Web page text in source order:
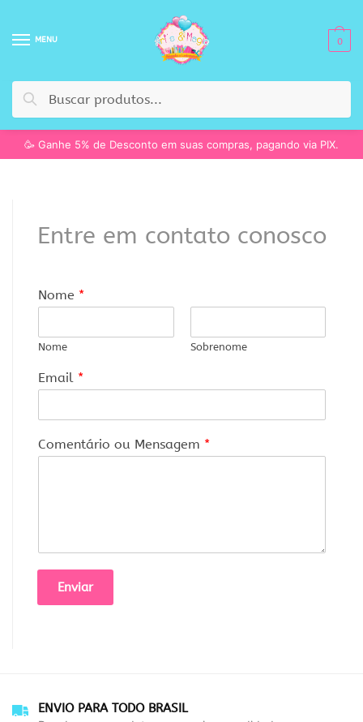
MENU
Pesquisar
0
🥳 Ganhe 5% de Desconto em suas compras, pagando via PIX.
Entre em contato conosco
Nome *
Nome Sobrenome
Email *
Comentário ou Mensagem *
Enviar
ENVIO PARA TODO BRASIL